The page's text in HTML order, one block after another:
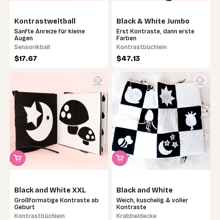
Kontrastweltball
Sanfte Anreize für kleine
Augen
Sensorikball
Angebot
$17.67
Black & White Jumbo
Erst Kontraste, dann erste
Farben
Kontrastbüchlein
Angebot
$47.13
Black and White XXL
Großformatige Kontraste ab
Geburt
Kontrastbüchlein
Black and White
Weich, kuschelig & voller
Kontraste
Krabbeldecke